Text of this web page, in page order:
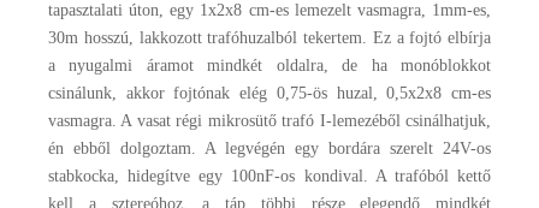
tapasztalati úton, egy 1x2x8 cm-es lemezelt vasmagra, 1mm-es,
30m hosszú, lakkozott trafóhuzalból tekertem. Ez a fojtó elbírja
a nyugalmi áramot mindkét oldalra, de ha monóblokkot
csinálunk, akkor fojtónak elég 0,75-ös huzal, 0,5x2x8 cm-es
vasmagra. A vasat régi mikrosütő trafó I-lemezéből csinálhatjuk,
én ebből dolgoztam. A legvégén egy bordára szerelt 24V-os
stabkocka, hidegítve egy 100nF-os kondival. A trafóból kettő
kell a sztereóhoz, a táp többi része elegendő mindkét